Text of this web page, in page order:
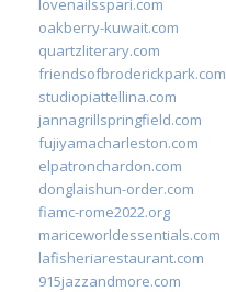
oakberry-kuwait.com
quartzliterary.com
friendsofbroderickpark.com
studiopiattellina.com
jannagrillspringfield.com
fujiyamacharleston.com
elpatronchardon.com
donglaishun-order.com
fiamc-rome2022.org
mariceworldessentials.com
lafisheriarestaurant.com
915jazzandmore.com